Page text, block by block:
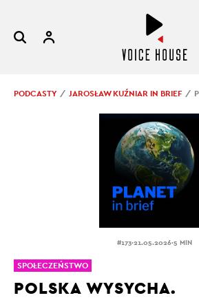
PODCASTY JAROSŁAW KUŹNIAR IN BRIEF
#173.21.05.2026.5 MIN
POLSKA WYSYCHA.
SPOŁECZEŃSTWO